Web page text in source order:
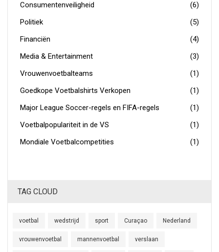
Consumentenveiligheid
(6)
Politiek
(5)
Financiën
(4)
Media & Entertainment
(3)
Vrouwenvoetbalteams
(1)
Goedkope Voetbalshirts Verkopen
(1)
Major League Soccer-regels en FIFA-regels
(1)
Voetbalpopulariteit in de VS
(1)
Mondiale Voetbalcompetities
(1)
TAG CLOUD
voetbal wedstrijd sport Curaçao Nederland
vrouwenvoetbal mannenvoetbal verslaan